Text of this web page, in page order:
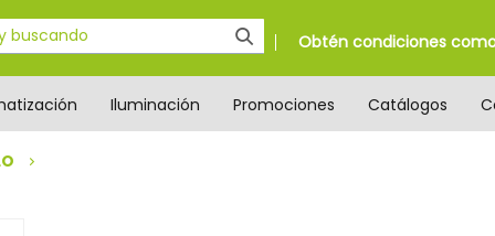
Obtén condiciones
Iluminación Promociones Catálogos